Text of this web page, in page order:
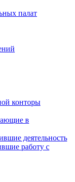
палат
конторы
в
деятельность
работу с